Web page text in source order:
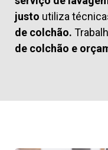
justo utiliza
de colchão.
de colchão e